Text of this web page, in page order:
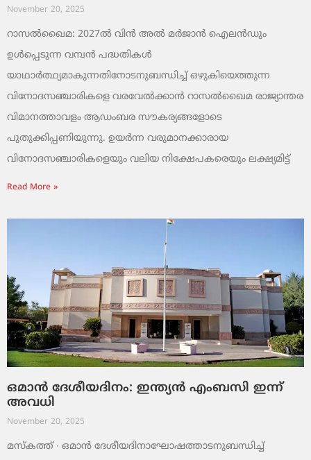
November 20, 2025
റാസൽഖൈമ: 2027ൽ വിൻ അൽ മർജാൻ ഐലൻഡും
ഉൾപ്പെടുന്ന വമ്പൻ പദ്ധതികൾ
യാഥാർത്ഥ്യമാകുന്നതിനോടനുബന്ധിച്ച് ഒഴുകിയെത്തുന്ന
വിനോദസഞ്ചാരികളെ വരവേൽക്കാൻ റാസൽഖൈമ രാജ്യാന്തര
വിമാനത്താവളം ആഡംബര സൗകര്യങ്ങളോടെ
പുതുക്കിപ്പണിയുന്നു. ഉയർന്ന വരുമാനക്കാരായ
വിനോദസഞ്ചാരികളെയും വലിയ നിക്ഷേപകരെയും ലക്ഷ്യമിട്ട്
Read More »
ഒമാൻ ദേശീയദിനം: ഇന്ത്യൻ എംബസി ഇന്ന്
അവധി
November 20, 2025
മസ്‌കത്ത് ∙ ഒമാൻ ദേശീയദിനാഘോഷത്താടനുബന്ധിച്ച്